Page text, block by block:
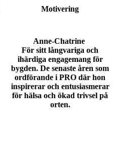
Motivering
Anne-Chatrine
För sitt långvariga och
ihärdiga engagemang för
bygden. De senaste åren som
ordförande i PRO där hon
inspirerar och entusiasmerar
för hälsa och ökad trivsel på
orten.